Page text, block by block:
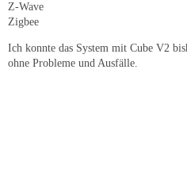
Z-Wave
Zigbee
Ich konnte das System mit Cube V2
ohne Probleme und Ausfälle.